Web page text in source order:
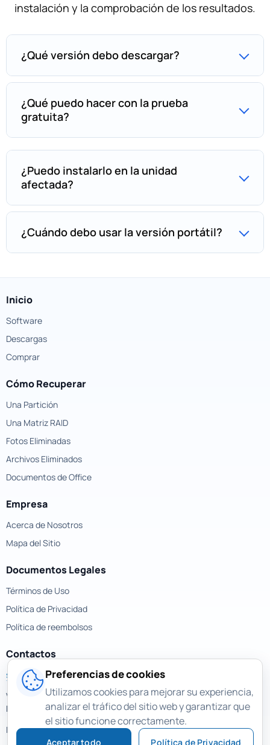
instalación y la comprobación de los resultados.
¿Qué versión debo descargar?
¿Qué puedo hacer con la prueba
gratuita?
¿Puedo instalarlo en la unidad
afectada?
¿Cuándo debo usar la versión portátil?
Inicio
Software
Descargas
Comprar
Cómo Recuperar
Una Partición
Una Matriz RAID
Fotos Eliminadas
Archivos Eliminados
Documentos de Office
Empresa
Acerca de Nosotros
Mapa del Sitio
Documentos Legales
Términos de Uso
Política de Privacidad
Política de reembolsos
Contactos
support@magicuneraser.com
Velyka Vasylkivska street, 77a
Kyiv, Ukraine
Mas contactos >
Preferencias de cookies
Utilizamos cookies para mejorar su experiencia,
analizar el tráfico del sitio web y garantizar que
el sitio funcione correctamente.
Aceptar todo Política de Privacidad